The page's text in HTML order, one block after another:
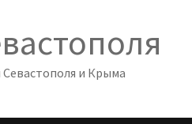
и Крыма